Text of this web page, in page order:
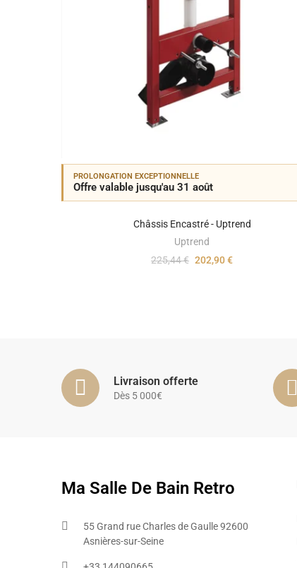
PROLONGATION EXCEPTIONNELLE
Offre valable jusqu'au 31 août
Châssis Encastré - Uptrend
Uptrend
225,44 € 202,90 €
Livraison offerte
Dès 5 000€
Ma Salle De Bain Retro
55 Grand rue Charles de Gaulle 92600
Asnières-sur-Seine